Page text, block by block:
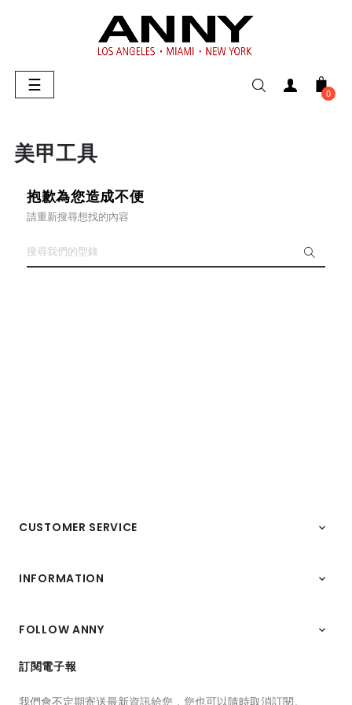
Toggle
navigation
☰ 0
美甲工具
抱歉為您造成不便
請重新搜尋想找的內容
CUSTOMER SERVICE 
INFORMATION 
FOLLOW ANNY 
訂閱電子報
我們會不定期寄送最新資訊給您，您也可以隨時取消訂閱。